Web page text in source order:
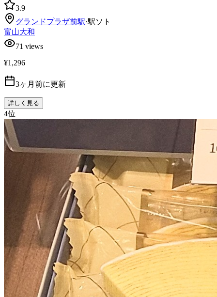
3.9
グランドプラザ前駅·駅ソト
富山大和
71 views
¥1,296
3ヶ月前に更新
詳しく見る
4位